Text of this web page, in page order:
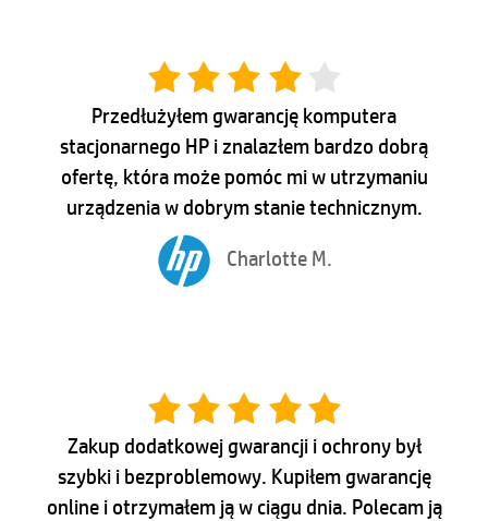
Przedłużyłem gwarancję komputera
stacjonarnego HP i znalazłem bardzo dobrą
ofertę, która może pomóc mi w utrzymaniu
urządzenia w dobrym stanie technicznym.
Charlotte M.
Zakup dodatkowej gwarancji i ochrony był
szybki i bezproblemowy. Kupiłem gwarancję
online i otrzymałem ją w ciągu dnia. Polecam ją